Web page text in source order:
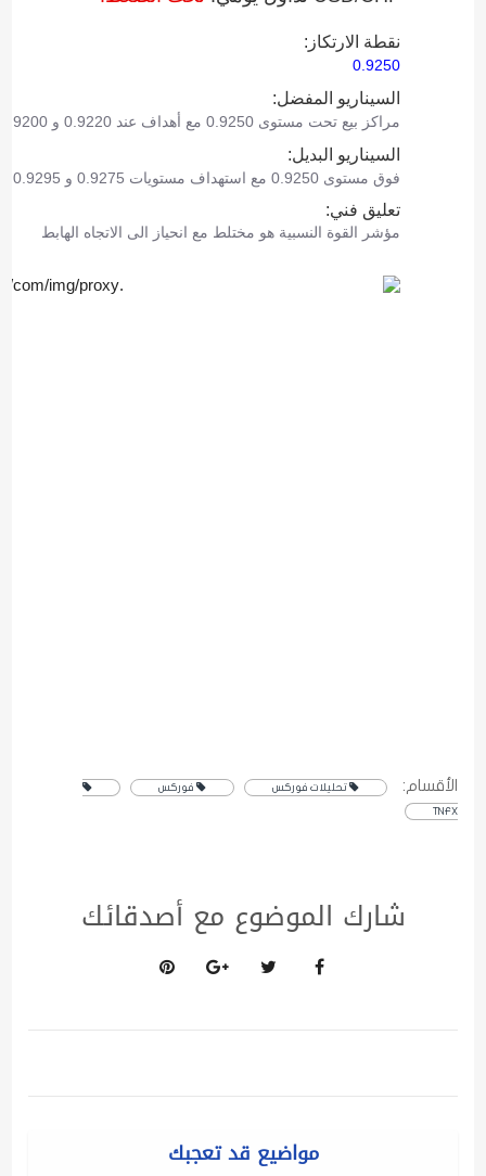
نقطة الارتكاز:
0.9250
السيناريو المفضل:
مراكز بيع تحت مستوى 0.9250 مع أهداف عند 0.9220 و 0.9200.
السيناريو البديل:
فوق مستوى 0.9250 مع استهداف مستويات 0.9275 و 0.9295 كأهداف.
تعليق فني:
مؤشر القوة النسبية هو مختلط مع انحياز الى الاتجاه الهابط
الأقسام: تحليلات فوركس فوركس
TNFX
شارك الموضوع مع أصدقائك
مواضيع قد تعجبك